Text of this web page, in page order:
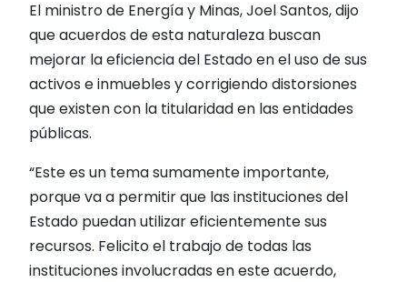
El ministro de Energía y Minas, Joel Santos, dijo
que acuerdos de esta naturaleza buscan
mejorar la eficiencia del Estado en el uso de sus
activos e inmuebles y corrigiendo distorsiones
que existen con la titularidad en las entidades
públicas.
“Este es un tema sumamente importante,
porque va a permitir que las instituciones del
Estado puedan utilizar eficientemente sus
recursos. Felicito el trabajo de todas las
instituciones involucradas en este acuerdo,